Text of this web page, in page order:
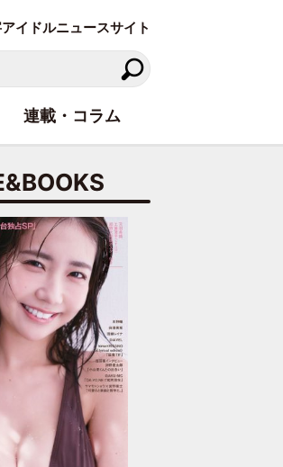
イドルニュースサイト
連載・コラム